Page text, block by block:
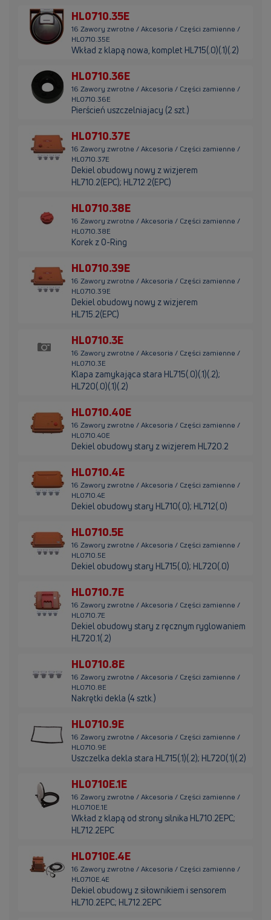
HL0710.35E
16 Zawory zwrotne / Akcesoria / Części zamienne /
HL0710.35E
Wkład z klapą nowa, komplet HL715(.0)(.1)(.2)
HL0710.36E
16 Zawory zwrotne / Akcesoria / Części zamienne /
HL0710.36E
Pierścień uszczelniajacy (2 szt.)
HL0710.37E
16 Zawory zwrotne / Akcesoria / Części zamienne /
HL0710.37E
Dekiel obudowy nowy z wizjerem
HL710.2(EPC); HL712.2(EPC)
HL0710.38E
16 Zawory zwrotne / Akcesoria / Części zamienne /
HL0710.38E
Korek z O-Ring
HL0710.39E
16 Zawory zwrotne / Akcesoria / Części zamienne /
HL0710.39E
Dekiel obudowy nowy z wizjerem
HL715.2(EPC)
HL0710.3E
16 Zawory zwrotne / Akcesoria / Części zamienne /
HL0710.3E
Klapa zamykająca stara HL715(.0)(.1)(.2);
HL720(.0)(.1)(.2)
HL0710.40E
16 Zawory zwrotne / Akcesoria / Części zamienne /
HL0710.40E
Dekiel obudowy stary z wizjerem HL720.2
HL0710.4E
16 Zawory zwrotne / Akcesoria / Części zamienne /
HL0710.4E
Dekiel obudowy stary HL710(.0); HL712(.0)
HL0710.5E
16 Zawory zwrotne / Akcesoria / Części zamienne /
HL0710.5E
Dekiel obudowy stary HL715(.0); HL720(.0)
HL0710.7E
16 Zawory zwrotne / Akcesoria / Części zamienne /
HL0710.7E
Dekiel obudowy stary z ręcznym ryglowaniem
HL720.1(.2)
HL0710.8E
16 Zawory zwrotne / Akcesoria / Części zamienne /
HL0710.8E
Nakrętki dekla (4 sztk.)
HL0710.9E
16 Zawory zwrotne / Akcesoria / Części zamienne /
HL0710.9E
Uszczelka dekla stara HL715(.1)(.2); HL720(.1)(.2)
HL0710E.1E
16 Zawory zwrotne / Akcesoria / Części zamienne /
HL0710E.1E
Wkład z klapą od strony silnika HL710.2EPC;
HL712.2EPC
HL0710E.4E
16 Zawory zwrotne / Akcesoria / Części zamienne /
HL0710E.4E
Dekiel obudowy z siłownikiem i sensorem
HL710.2EPC; HL712.2EPC